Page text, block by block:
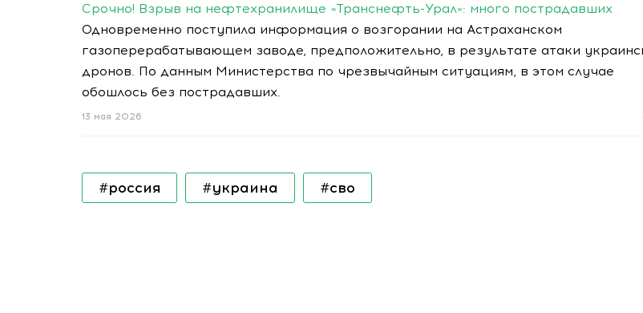
Срочно! Взрыв на нефтехранилище «Транснефть-Урал»: много пострадавших
Одновременно поступила информация о возгорании на Астраханском
газоперерабатывающем заводе, предположительно, в результате атаки
дронов. По данным Министерства по чрезвычайным ситуациям, в этом случае
обошлось без пострадавших.
13 мая 2026
#россия #украина #сво